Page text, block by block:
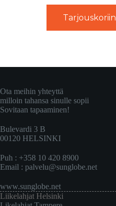
Tarjouskoriin
Ota meihin yhteyttä
milloin tahansa sinulle sopii
Sovitaan tapaaminen!
Bulevardi 3 B
00120 HELSINKI
Puh : +358 10 420 8900
Email : palvelu@sunglobe.net
www.sunglobe.net
Liikelahjat Helsinki